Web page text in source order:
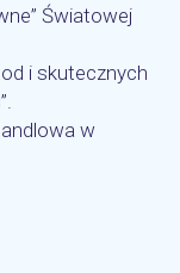
Światowej
i skutecznych
w